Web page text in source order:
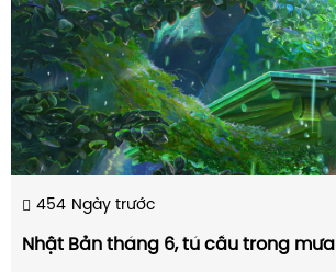
454 Ngày trước
Nhật Bản tháng 6, tú cầu trong mưa